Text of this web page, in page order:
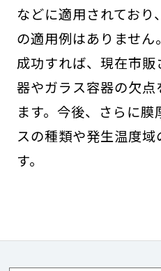
などに適用されてお
の適用例はありませ
成功すれば、現在市
器やガラス容器の欠
ます。今後、さらに
スの種類や発生温度
す。